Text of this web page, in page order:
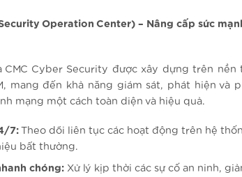
Operation Center) – Nâng cấp sức
CMC Cyber Security được xây dựng trên nền
mang đến khả năng giám sát, phát hiện và
mạng một cách toàn diện và hiệu quả.
7: Theo dõi liên tục các hoạt động trên hệ
bất thường.
chóng: Xử lý kịp thời các sự cố an ninh,